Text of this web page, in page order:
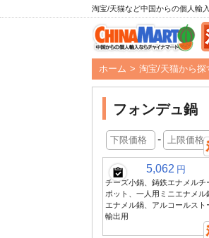
淘宝/天猫など中国からの個人輸
ホーム > 淘宝/天猫から探
フォンデュ鍋
-
5,062 円
チーズ小鍋、鋳鉄エナメルチ
ポット、一人用ミニエナメル
エナメル鍋、アルコールスト
輸出用